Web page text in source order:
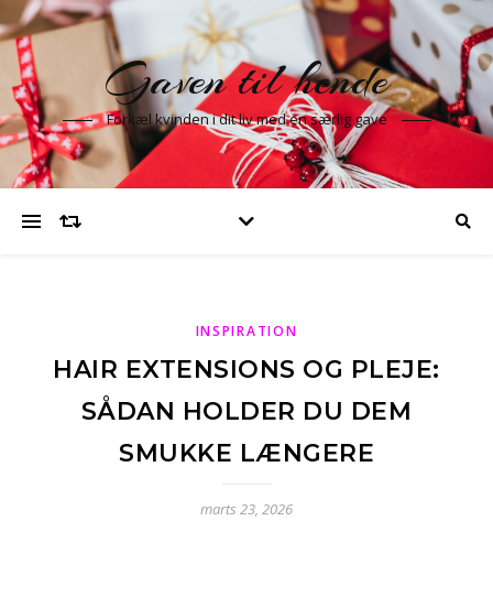
Gaven til hende
Forkæl kvinden i dit liv med en særlig gave
INSPIRATION
HAIR EXTENSIONS OG PLEJE:
SÅDAN HOLDER DU DEM
SMUKKE LÆNGERE
marts 23, 2026